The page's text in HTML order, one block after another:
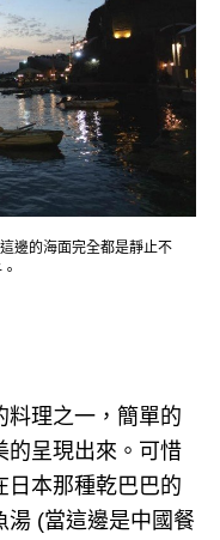
邊的海面完全都是靜止不
料理之一，簡單的
的呈現出來。可惜
日本那種乾巴巴的
湯 (當這邊是中國餐